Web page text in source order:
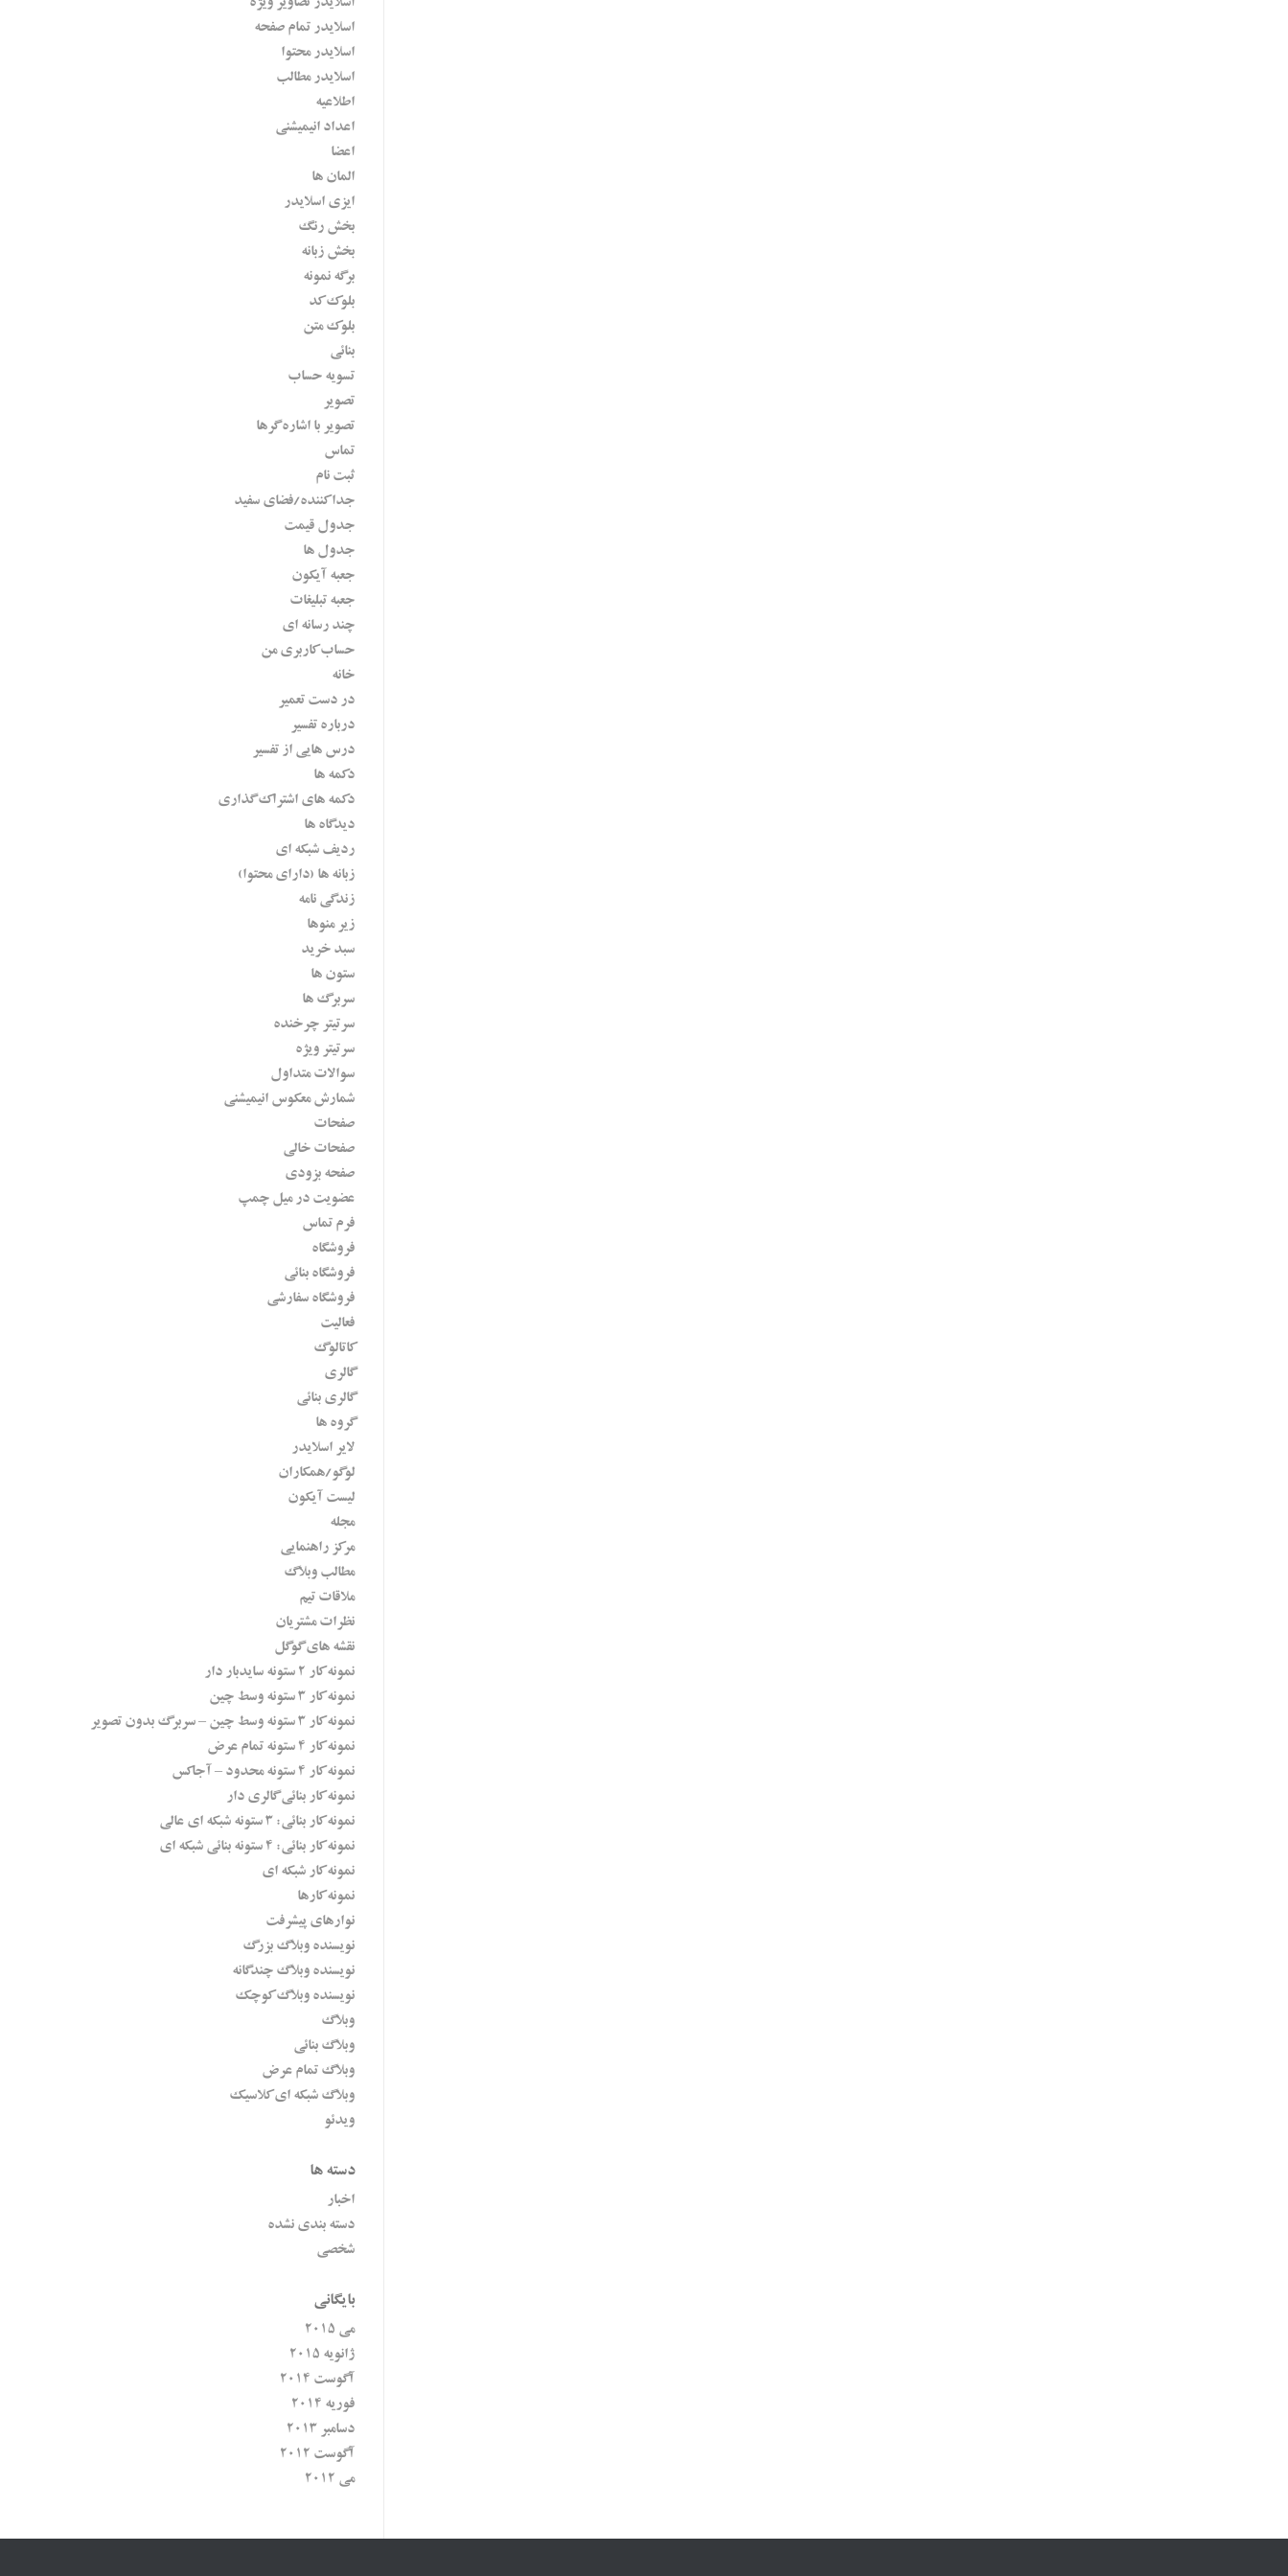
اسلایدر تمام صفحه
اسلایدر محتوا
اسلایدر مطالب
اطلاعیه
اعداد انیمیشنی
اعضا
المان ها
ایزی اسلایدر
بخش رنگ
بخش زبانه
برگه نمونه
بلوک کد
بلوک متن
بنائی
تسویه حساب
تصویر
تصویر با اشاره گرها
تماس
ثبت نام
جدا کننده/فضای سفید
جدول قیمت
جدول ها
جعبه آیکون
جعبه تبلیغات
چند رسانه ای
حساب کاربری من
خانه
در دست تعمیر
درباره تفسیر
درس هایی از تفسیر
دکمه ها
دکمه های اشتراک گذاری
دیدگاه ها
ردیف شبکه ای
زبانه ها (دارای محتوا)
زندگی نامه
زیر منوها
سبد خرید
ستون ها
سربرگ ها
سرتیتر چرخنده
سرتیتر ویژه
سوالات متداول
شمارش معکوس انیمیشنی
صفحات
صفحات خالی
صفحه بزودی
عضویت در میل چمپ
فرم تماس
فروشگاه
فروشگاه بنائی
فروشگاه سفارشی
فعاليت
کاتالوگ
گالری
گالری بنائی
گروه ها
لایر اسلایدر
لوگو/همکاران
لیست آیکون
مجله
مرکز راهنمایی
مطالب وبلاگ
ملاقات تیم
نظرات مشتریان
نقشه های گوگل
نمونه کار 2 ستونه سایدبار دار
نمونه کار 3 ستونه وسط چین
نمونه کار 3 ستونه وسط چین – سربرگ بدون تصویر
نمونه کار 4 ستونه تمام عرض
نمونه کار 4 ستونه محدود – آجاکس
نمونه کار بنائی گالری دار
نمونه کار بنائی: 3 ستونه شبکه ای عالی
نمونه کار بنائی: 4 ستونه بنائی شبکه ای
نمونه کار شبکه ای
نمونه کارها
نوارهای پیشرفت
نویسنده وبلاگ بزرگ
نویسنده وبلاگ چندگانه
نویسنده وبلاگ کوچک
وبلاگ
وبلاگ بنائی
وبلاگ تمام عرض
وبلاگ شبکه ای کلاسیک
ویدئو
دسته ها
اخبار
دسته بندی نشده
شخصی
بایگانی
می 2015
ژانویه 2015
آگوست 2014
فوریه 2014
دسامبر 2013
آگوست 2012
می 2012